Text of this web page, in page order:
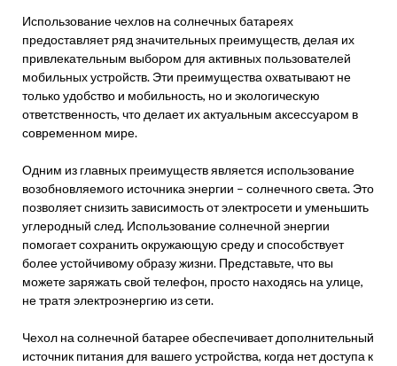
Использование чехлов на солнечных батареях
предоставляет ряд значительных преимуществ, делая их
привлекательным выбором для активных пользователей
мобильных устройств. Эти преимущества охватывают не
только удобство и мобильность, но и экологическую
ответственность, что делает их актуальным аксессуаром в
современном мире.
Одним из главных преимуществ является использование
возобновляемого источника энергии – солнечного света. Это
позволяет снизить зависимость от электросети и уменьшить
углеродный след. Использование солнечной энергии
помогает сохранить окружающую среду и способствует
более устойчивому образу жизни. Представьте, что вы
можете заряжать свой телефон, просто находясь на улице,
не тратя электроэнергию из сети.
Чехол на солнечной батарее обеспечивает дополнительный
источник питания для вашего устройства, когда нет доступа к